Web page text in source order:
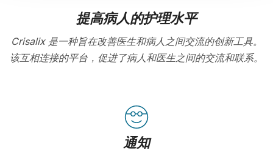
提高病人的护理水平
Crisalix 是一种旨在改善医生和病人之间交流的创新工具。
该互相连接的平台，促进了病人和医生之间的交流和联系。
通知